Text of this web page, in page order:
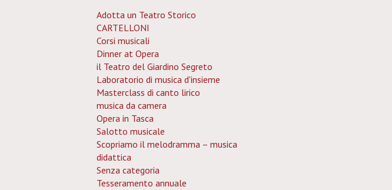
Adotta un Teatro Storico
CARTELLONI
Corsi musicali
Dinner at Opera
il Teatro del Giardino Segreto
Laboratorio di musica d'insieme
Masterclass di canto lirico
musica da camera
Opera in Tasca
Salotto musicale
Scopriamo il melodramma – musica
didattica
Senza categoria
Tesseramento annuale